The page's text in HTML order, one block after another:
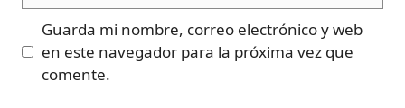
Guarda mi nombre, correo electrónico y web
en este navegador para la próxima vez que
comente.